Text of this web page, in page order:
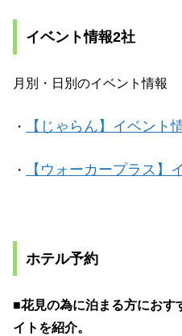
イベント情報2社
月別・日別のイベント情報
・ 【じゃらん】イベント
・ 【ウォーカープラス】
ホテル予約
■花見の為に泊まる方におす
イトを紹介。